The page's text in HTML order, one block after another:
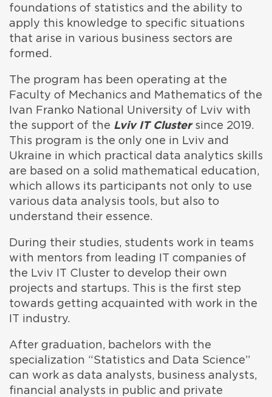
foundations of statistics and the ability to
apply this knowledge to specific situations
that arise in various business sectors are
formed.
The program has been operating at the
Faculty of Mechanics and Mathematics of the
Ivan Franko National University of Lviv with
the support of the Lviv IT Clustersince 2019.
This program is the only one in Lviv and
Ukraine in which practical data analytics skills
are based on a solid mathematical education,
which allows its participants not only to use
various data analysis tools, but also to
understand their essence.
During their studies, students work in teams
with mentors from leading IT companies of
the Lviv IT Cluster to develop their own
projects and startups. This is the first step
towards getting acquainted with work in the
IT industry.
After graduation, bachelors with the
specialization “Statistics and Data Science”
can work as data analysts, business analysts,
financial analysts in public and private